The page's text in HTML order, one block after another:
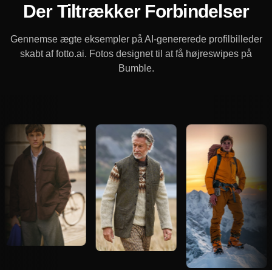
Der Tiltrækker Forbindelser
Gennemse ægte eksempler på AI-genererede profilbilleder
skabt af fotto.ai. Fotos designet til at få højreswipes på
Bumble.